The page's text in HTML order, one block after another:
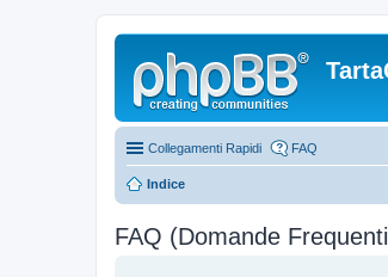
Collegamenti Rapidi FAQ
Indice
FAQ (Domande